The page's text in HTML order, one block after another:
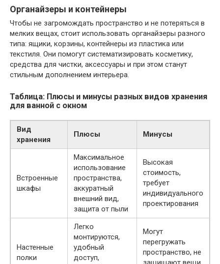
Органайзеры и контейнеры
Чтобы не загромождать пространство и не потеряться в
мелких вещах, стоит использовать органайзеры разного
типа: ящики, корзины, контейнеры из пластика или
текстиля. Они помогут систематизировать косметику,
средства для чистки, аксессуары и при этом станут
стильным дополнением интерьера.
Таблица: Плюсы и минусы разных видов хранения
для ванной с окном
Вид
хранения
Плюсы Минусы
Встроенные
шкафы
Максимальное
использование
пространства,
аккуратный
внешний вид,
защита от пыли
Высокая
стоимость,
требует
индивидуального
проектирования
Настенные
полки
Легко
монтируются,
удобный
доступ,
Могут
перегружать
пространство, не